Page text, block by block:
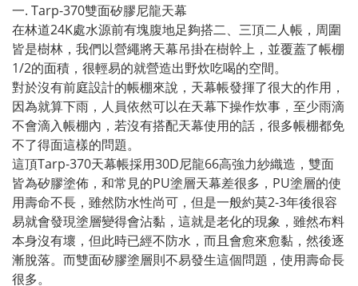
一. Tarp-370雙面矽膠尼龍天幕
在林道24K處水源前有塊腹地足夠搭二、三頂二人帳，周圍
皆是樹林，我們以營繩將天幕吊掛在樹幹上，並覆蓋了帳棚
1/2的面積，很輕易的就營造出野炊吃喝的空間。
對於沒有前庭設計的帳棚來說，天幕帳發揮了很大的作用，
因為就算下雨，人員依然可以在天幕下操作炊事，至少雨滴
不會滴入帳棚內，若沒有搭配天幕使用的話，很多帳棚都免
不了得面這樣的問題。
這頂Tarp-370天幕帳採用30D尼龍66高強力紗織造，雙面
皆為矽膠塗佈，和常見的PU塗層天幕差很多，PU塗層的使
用壽命不長，雖然防水性尚可，但是一般約莫2-3年後很容
易就會發現塗層變得會沾黏，這就是老化的現象，雖然布料
本身沒有壞，但此時已經不防水，而且會愈來愈黏，然後逐
漸脫落。而雙面矽膠塗層則不易發生這個問題，使用壽命長
很多。